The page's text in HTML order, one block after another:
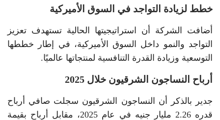
خطط لزيادة التواجد في السوق الأميركية
أضافت الشركة أن استراتيجيتها الحالية تستهدف تعزيز
التواجد والنمو داخل السوق الأميركية، في إطار خططها
التوسعية وزيادة القدرة التنافسية لمنتجاتها عالميًا.
أرباح النساجون الشرقيون خلال 2025
جدير بالذكر أن النساجون الشرقيون سجلت صافي أرباح
قدره 2.26 مليار جنيه في عام 2025، مقابل أرباح بقيمة